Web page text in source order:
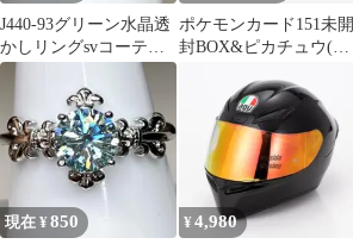
J440-93グリーン水晶透
かしリングsvコーティ
ングフリーサイズ
ポケモンカード151未開
封BOX&ピカチュウ(プ
現在 ¥850 ¥4,980